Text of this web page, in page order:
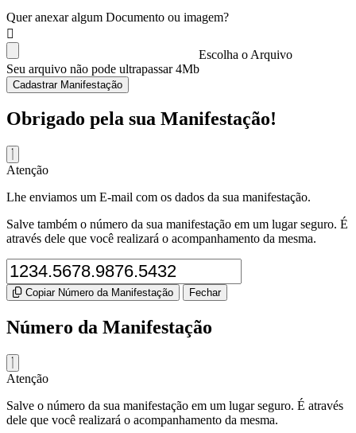
Quer anexar algum Documento ou imagem?
Escolha o Arquivo
Seu arquivo não pode ultrapassar 4Mb
Cadastrar Manifestação
Obrigado pela sua Manifestação!
Atenção
Lhe enviamos um E-mail com os dados da sua manifestação.
Salve também o número da sua manifestação em um lugar seguro. É
através dele que você realizará o acompanhamento da mesma.
Copiar Número da Manifestação Fechar
Número da Manifestação
Atenção
Salve o número da sua manifestação em um lugar seguro. É através
dele que você realizará o acompanhamento da mesma.